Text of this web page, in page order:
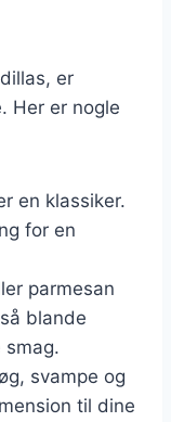
er
Her er nogle
en klassiker.
for en
parmesan
blande
smag.
svampe og
til dine